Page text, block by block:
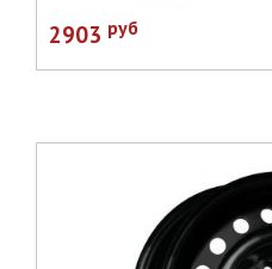
2903 руб